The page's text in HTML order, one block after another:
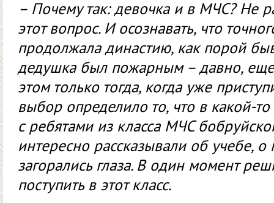
– Почему так: девочка и в МЧС? Не
этот вопрос. И осознавать, что
продолжала династию, как порой
дедушка был пожарным – давно, еще
этом только тогда, когда уже
выбор определило то, что в какой-
с ребятами из класса МЧС
интересно рассказывали об учебе, о
загорались глаза. В один момент
поступить в этот класс.